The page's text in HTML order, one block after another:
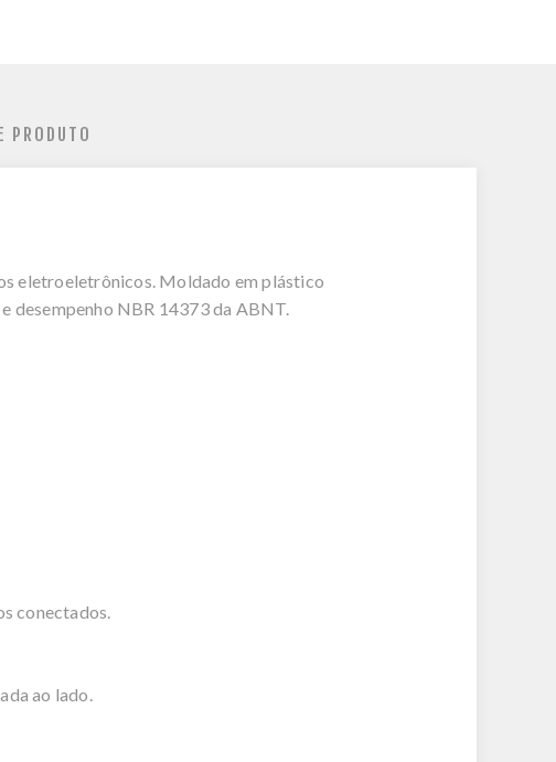
PRODUTO
eletroeletrônicos. Moldado em plástico
desempenho NBR 14373 da ABNT.
conectados.
ao lado.